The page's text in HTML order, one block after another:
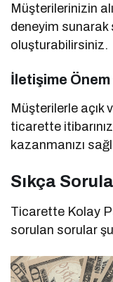
Müşterilerinizin
deneyim sunarak
oluşturabilirsiniz.
İletişime
Müşterilerle açık
ticarette
kazanmanızı
Sıkça
Ticarette Kolay
sorulan sorular